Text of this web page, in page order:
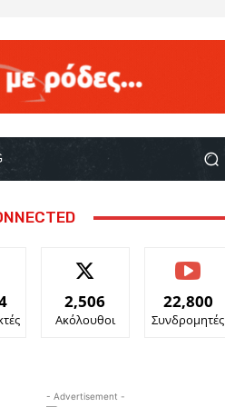
2,506
Ακόλουθοι
22,800
Συνδρομητές
- Advertisement -